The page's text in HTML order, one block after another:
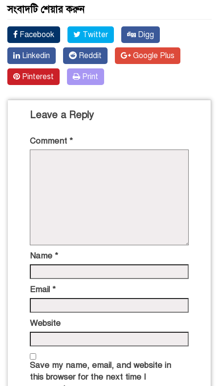
সংবাদটি শেয়ার করুন
Facebook Twitter Digg
Linkedin Reddit Google Plus
Pinterest Print
Leave a Reply
Comment *
Name *
Email *
Website
Save my name, email, and website in
this browser for the next time I